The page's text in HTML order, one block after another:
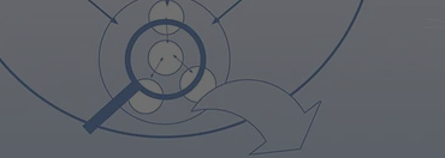
Renewable energies
Kompetenzzentrum Smart